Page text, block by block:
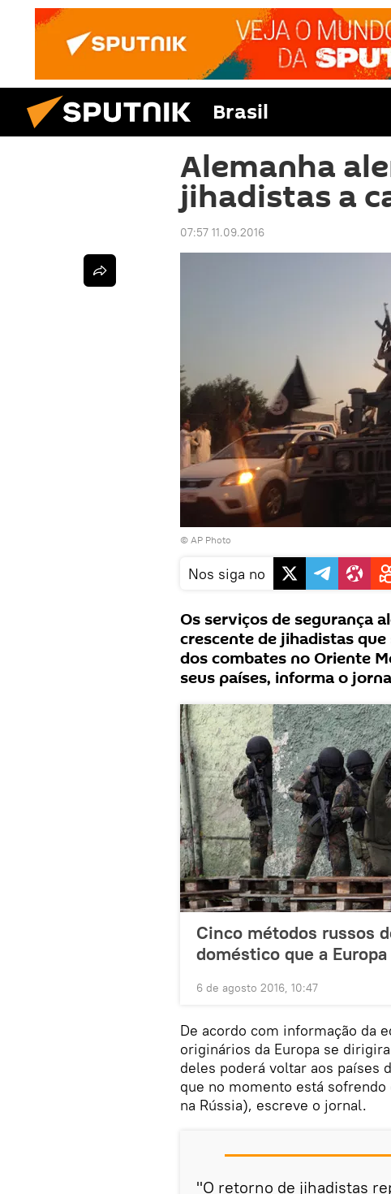
Brasil
Alemanha
jihadistas a
07:57 11.09.2016
© AP Photo
Nos siga no
Os serviços de segurança
crescente de jihadistas
dos combates no Oriente
seus países, informa o
Cinco métodos russos
doméstico que a
6 de agosto 2016, 10:47
De acordo com informação da
originários da Europa se
deles poderá voltar aos países
que no momento está
na Rússia), escreve o jornal.
"O retorno de jihadistas